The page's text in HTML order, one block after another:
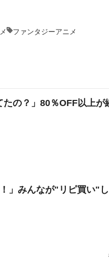
ファンタジーアニメ
たの？」80％OFF以上が
」みんなが"リピ買い"